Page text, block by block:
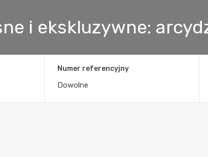
i ekskluzywne:
Numer referencyjny